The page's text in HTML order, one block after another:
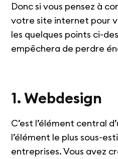
Donc si vous pensez à
votre site internet pour
les quelques points ci-
empêchera de perdre
1. Webdesign
C’est l’élément central
l’élément le plus sous-
entreprises. Vous avez